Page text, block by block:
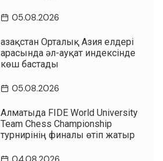
05.08.2026
Қазақстан Орталық Азия елдері
арасында әл-ауқат индексінде
көш бастады
05.08.2026
Алматыда FIDE World University
Team Chess Championship
турнирінің финалы өтіп жатыр